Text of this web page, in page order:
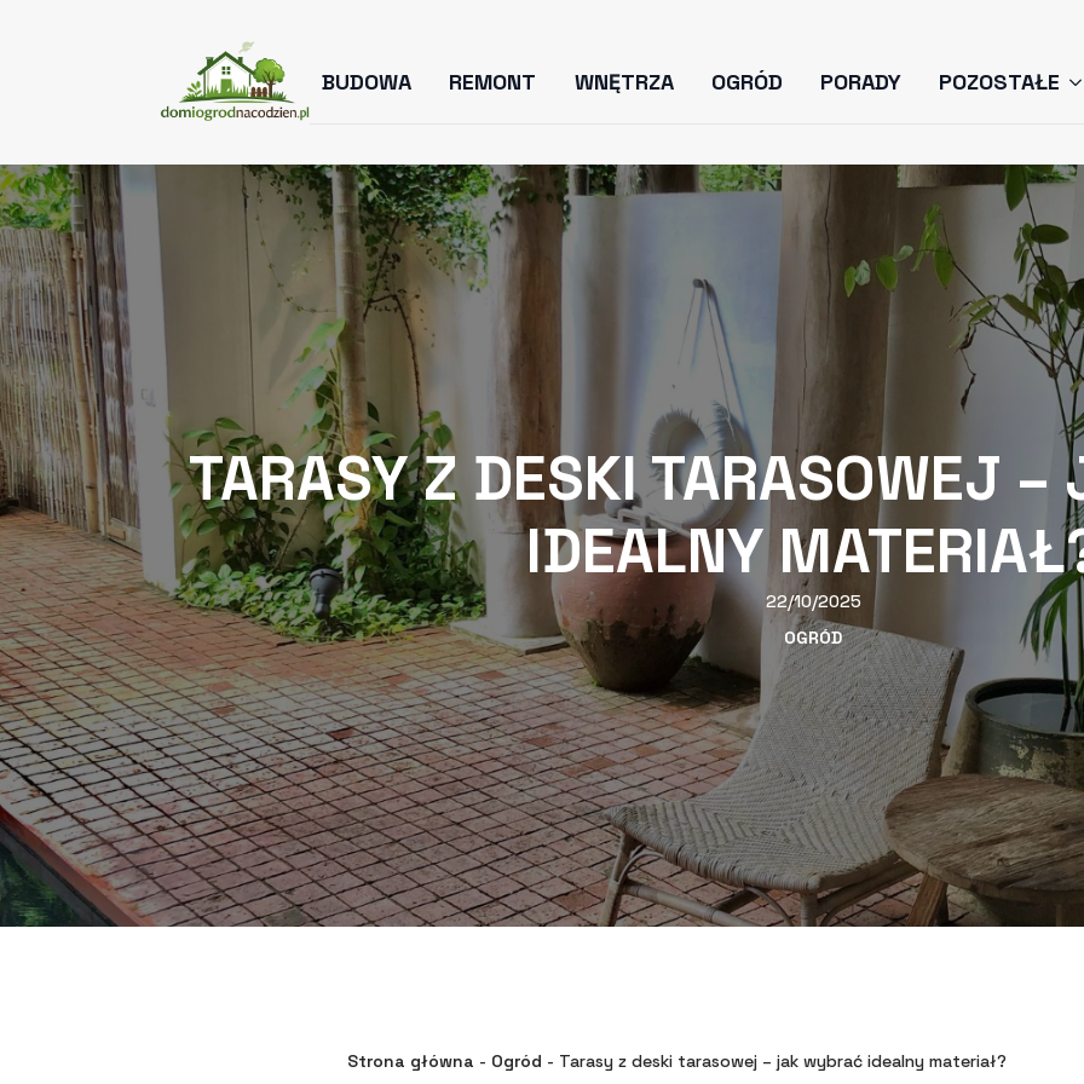
BUDOWA REMONT WNĘTRZA OGRÓD PORADY POZOSTAŁE
TARASY Z DESKI TARASOWEJ –
IDEALNY
22/10/2025
OGRÓD
Strona główna - Ogród - Tarasy z deski tarasowej – jak wybrać idealny materiał?